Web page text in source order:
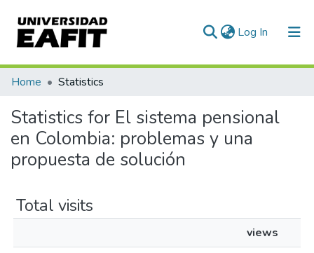
Log In (current)
Communities & Collections
All of DSpace
Home Statistics
Statistics for El sistema pensional
en Colombia: problemas y una
propuesta de solución
Total visits
views